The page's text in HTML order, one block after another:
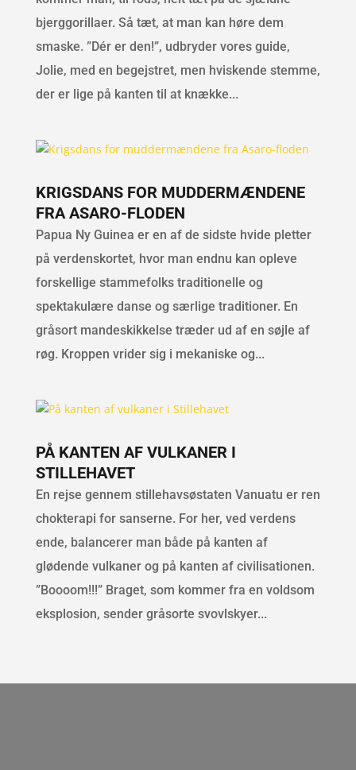
bjerggorillaer. Så tæt, at man kan høre dem
smaske. ”Dér er den!”, udbryder vores guide,
Jolie, med en begejstret, men hviskende stemme,
der er lige på kanten til at knække...
KRIGSDANS FOR MUDDERMÆNDENE
FRA ASARO-FLODEN
Papua Ny Guinea er en af de sidste hvide pletter
på verdenskortet, hvor man endnu kan opleve
forskellige stammefolks traditionelle og
spektakulære danse og særlige traditioner. En
gråsort mandeskikkelse træder ud af en søjle af
røg. Kroppen vrider sig i mekaniske og...
PÅ KANTEN AF VULKANER I
STILLEHAVET
En rejse gennem stillehavsøstaten Vanuatu er ren
chokterapi for sanserne. For her, ved verdens
ende, balancerer man både på kanten af
glødende vulkaner og på kanten af civilisationen.
”Boooom!!!” Braget, som kommer fra en voldsom
eksplosion, sender gråsorte svovlskyer...